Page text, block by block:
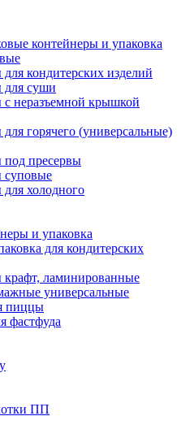
контейнеры и упаковка
кондитерских изделий
для суши
неразъемной крышкой
горячего (универсальные)
пресервы
суповые
холодного
и упаковка
для кондитерских
крафт, ламинированные
универсальные
пиццы
фастфуда
ПП